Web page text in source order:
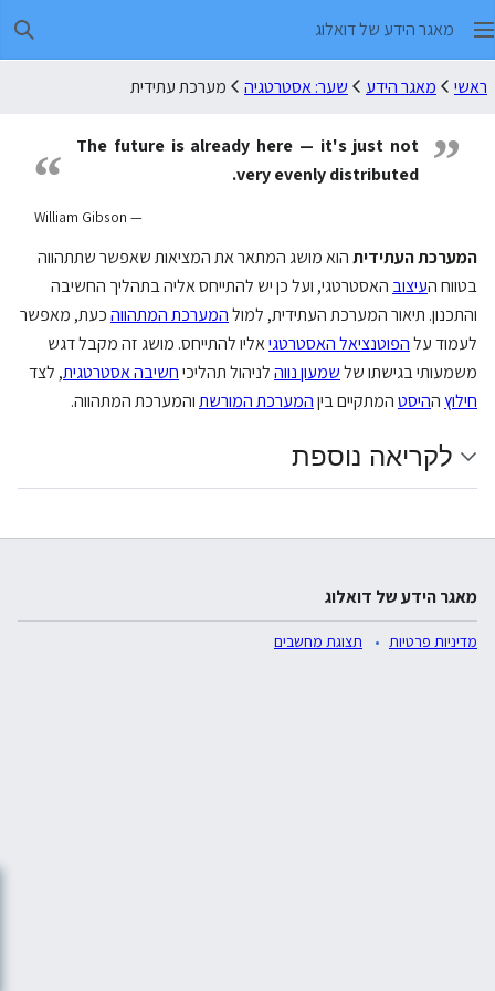
מאגר הידע של דואלוג
ראשי מאגר הידע שער: אסטרטגיה מערכת עתידית
”
The future is already here — it's just not
very evenly distributed.
“
— William Gibson
המערכת העתידיתהוא מושג המתאר את המציאות שאפשר שתתהווה
בטווח העיצוב האסטרטגי, ועל כן יש להתייחס אליה בתהליך החשיבה
והתכנון. תיאור המערכת העתידית, למולהמערכת המתהווהכעת, מאפשר
לעמוד עלהפוטנציאל האסטרטגיאליו להתייחס. מושג זה מקבל דגש
משמעותי בגישתו שלשמעון נווהלניהול תהליכיחשיבה אסטרטגית, לצד
חילוץההיסטהמתקיים ביןהמערכת המורשתוהמערכת המתהווה.
לקריאה נוספת
מאגר הידע של דואלוג
מדיניות פרטיות תצוגת מחשבים